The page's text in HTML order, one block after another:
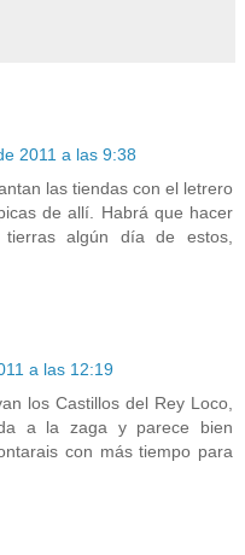
2011 a las 9:38
las tiendas con el letrero
de allí. Habrá que hacer
algún día de estos,
a las 12:19
los Castillos del Rey Loco,
a la zaga y parece bien
con más tiempo para